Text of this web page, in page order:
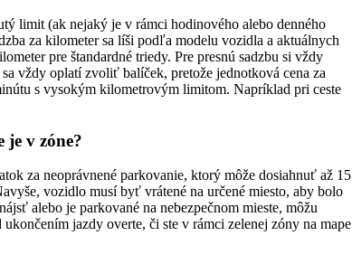
limit (ak nejaký je v rámci hodinového alebo denného
za kilometer sa líši podľa modelu vozidla a aktuálnych
pre štandardné triedy. Pre presnú sadzbu si vždy
vždy oplatí zvoliť balíček, pretože jednotková cena za
s vysokým kilometrovým limitom. Napríklad pri ceste
je v zóne?
za neoprávnené parkovanie, ktorý môže dosiahnuť až 15
vozidlo musí byť vrátené na určené miesto, aby bolo
alebo je parkované na nebezpečnom mieste, môžu
jazdy overte, či ste v rámci zelenej zóny na mape